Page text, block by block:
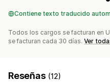
Contiene texto traducido
Todos los cargos se facturan en
se facturan cada 30 días. Ver
Reseñas (12)